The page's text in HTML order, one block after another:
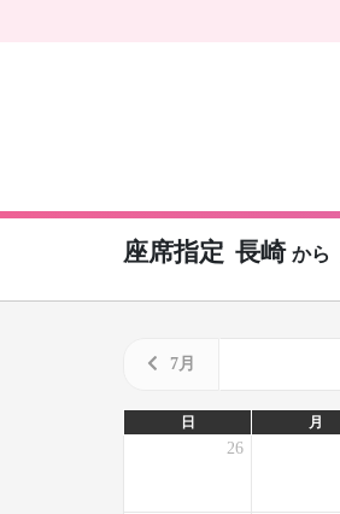
座席指定 長崎 から
7月
日 月
26